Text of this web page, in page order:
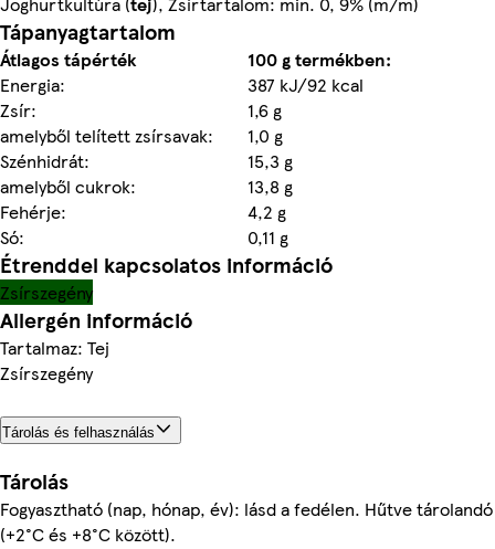
Tápanyagtartalom
Átlagos tápérték
100 g termékben:
Energia:
387 kJ/92 kcal
Zsír:
1,6 g
amelyből telített zsírsavak:
1,0 g
Szénhidrát:
15,3 g
amelyből cukrok:
13,8 g
Fehérje:
4,2 g
Só:
0,11 g
Étrenddel kapcsolatos információ
Zsírszegény
Allergén információ
Tartalmaz: Tej
Zsírszegény
Tárolás és felhasználás
Tárolás
Fogyasztható (nap, hónap, év): lásd a fedélen. Hűtve tárolandó
(+2°C és +8°C között).